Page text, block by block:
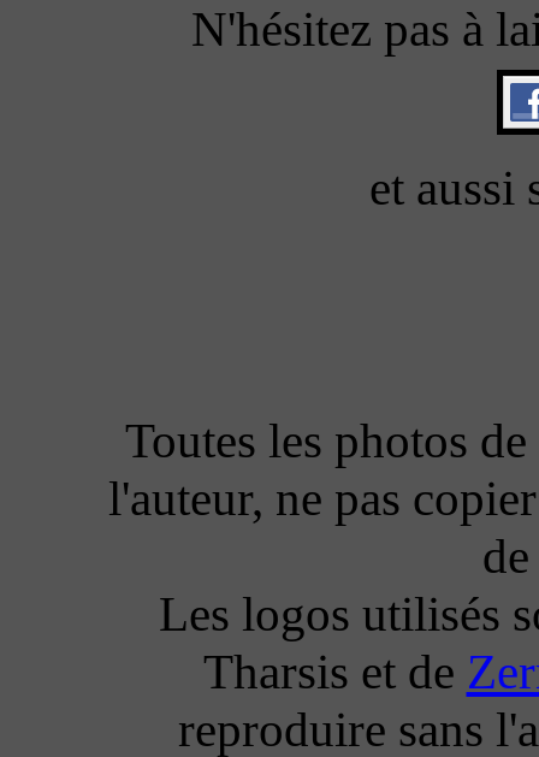
N'hésitez pas à
et aussi
Toutes les photos
l'auteur, ne pas
Les logos utilisés
Tharsis et de
reproduire sans